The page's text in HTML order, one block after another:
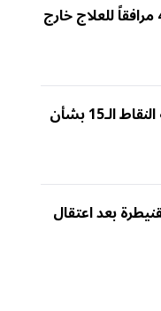
مغادرة 37 مريضاً و41 مرافقاً للعلاج خارج
نتنياهو: نرفض وثيقة النقاط الـ15 بشأن
بعد اعتقال